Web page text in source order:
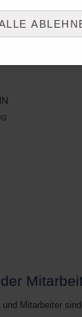
und Mitarbeiter